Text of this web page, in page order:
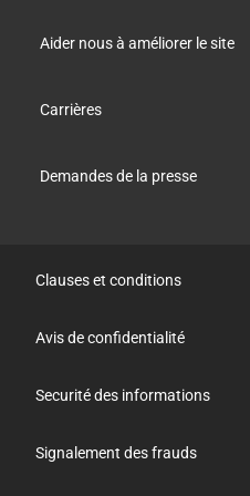
Années
double filière pour
principale
Aider nous à améliorer le site
Carrières
Demandes de la presse
Clauses et conditions
Avis de confidentialité
Securité des informations
Signalement des frauds